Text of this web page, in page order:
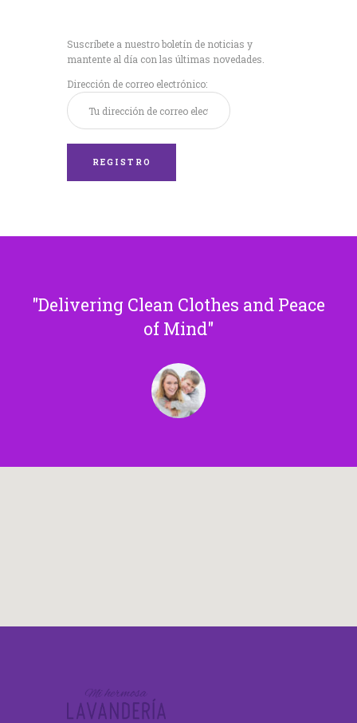
Suscríbete a nuestro boletín de noticias y
mantente al día con las últimas novedades.
Dirección de correo electrónico:
Delivering Clean Clothes and Peace
of Mind